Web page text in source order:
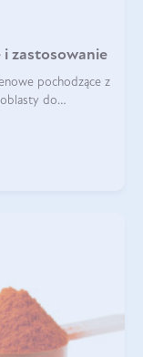
i zastosowanie
pochodzące z